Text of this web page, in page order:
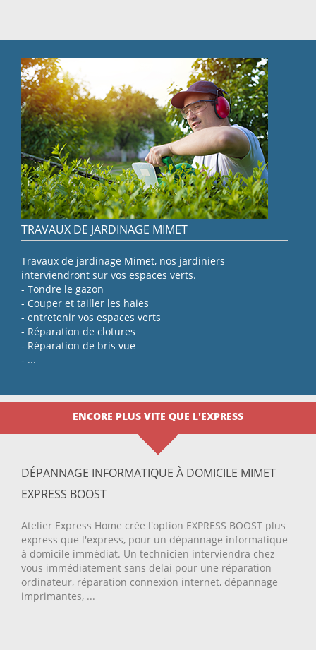
TRAVAUX DE JARDINAGE MIMET
Travaux de jardinage Mimet, nos jardiniers
interviendront sur vos espaces verts.
- Tondre le gazon
- Couper et tailler les haies
- entretenir vos espaces verts
- Réparation de clotures
- Réparation de bris vue
- ...
ENCORE PLUS VITE QUE L'EXPRESS
DÉPANNAGE INFORMATIQUE À DOMICILE MIMET
EXPRESS BOOST
Atelier Express Home crée l'option EXPRESS BOOST plus
express que l'express, pour un dépannage informatique
à domicile immédiat. Un technicien interviendra chez
vous immédiatement sans delai pour une réparation
ordinateur, réparation connexion internet, dépannage
imprimantes, ...